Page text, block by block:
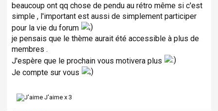
beaucoup ont qq chose de pendu au rétro même si c'est
simple , l'important est aussi de simplement participer
pour la vie du forum
je pensais que le thème aurait été accessible à plus de
membres .
J'espère que le prochain vous motivera plus
Je compte sur vous
J'aime x3